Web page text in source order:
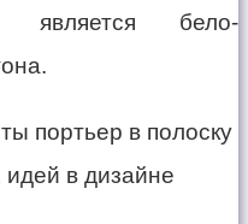
является бело-